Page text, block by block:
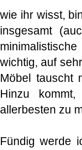
wie ihr wisst,
insgesamt
wichtig, auf
Möbel tauscht
Hinzu
allerbesten zu
Fündig werde